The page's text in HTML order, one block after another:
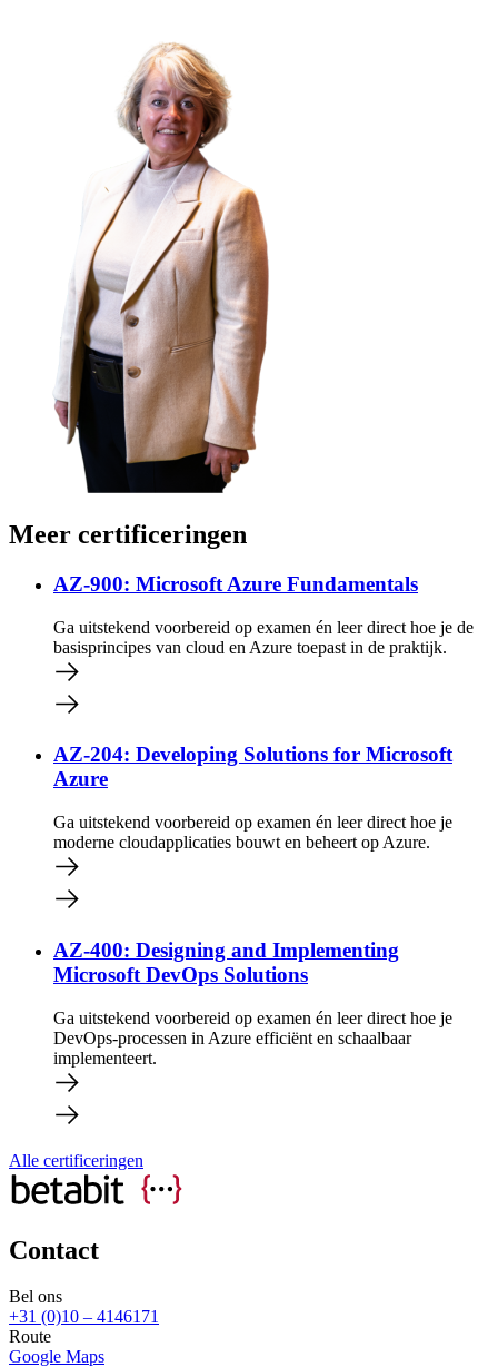
Meer certificeringen
AZ-900: Microsoft Azure Fundamentals
Ga uitstekend voorbereid op examen én leer direct hoe je de
basisprincipes van cloud en Azure toepast in de praktijk.
AZ-204: Developing Solutions for Microsoft
Azure
Ga uitstekend voorbereid op examen én leer direct hoe je
moderne cloudapplicaties bouwt en beheert op Azure.
AZ-400: Designing and Implementing
Microsoft DevOps Solutions
Ga uitstekend voorbereid op examen én leer direct hoe je
DevOps-processen in Azure efficiënt en schaalbaar
implementeert.
Alle certificeringen
Contact
Bel ons
+31 (0)10 – 4146171
Route
Google Maps